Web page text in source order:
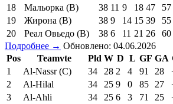
18
Мальорка (В) 38 11 9 18 47 57
19
Жирона (В) 38 9 14 15 39 55
20
Реал Овьедо (В) 38 6 11 21 26 60
Подробнее → Обновлено: 04.06.2026
Pos
Teamvte Pld W D L GF GA
1
Al-Nassr (C) 34 28 2 4 91 28
2
Al-Hilal 34 25 9 0 85 27
3
Al-Ahli 34 25 6 3 71 25